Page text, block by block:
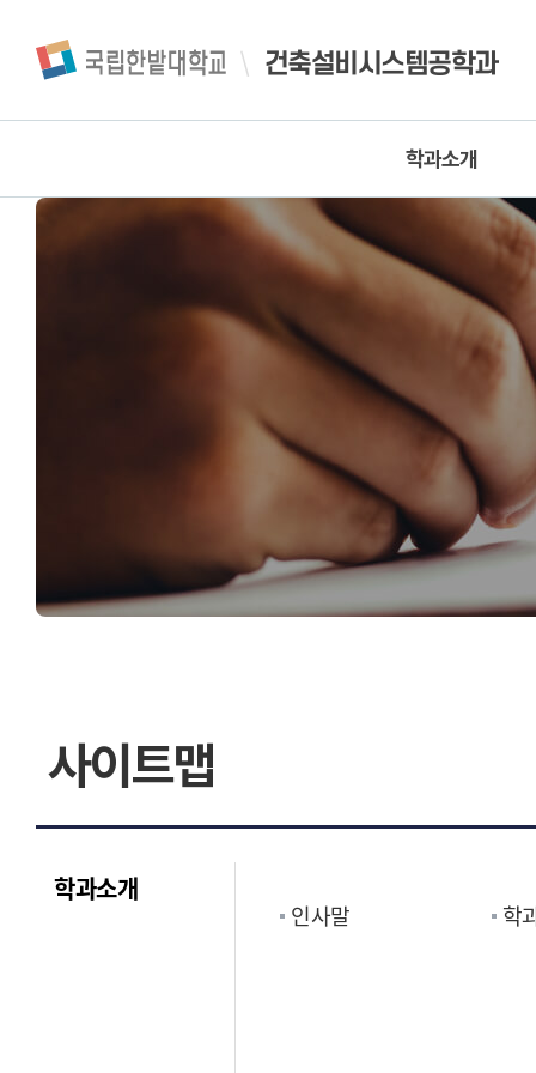
건축설비시스템공학과
학과소개
인사말
학과연혁
건축설비시스템공학과
특성화계획
실험실
찾아오시는길
사이트맵
학과소개
인사말 학